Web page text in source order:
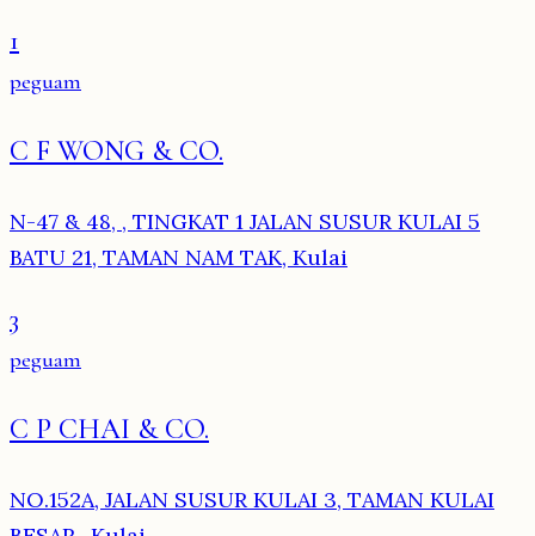
1
peguam
C F WONG & CO.
N-47 & 48, , TINGKAT 1 JALAN SUSUR KULAI 5
BATU 21, TAMAN NAM TAK, Kulai
3
peguam
C P CHAI & CO.
NO.152A, JALAN SUSUR KULAI 3, TAMAN KULAI